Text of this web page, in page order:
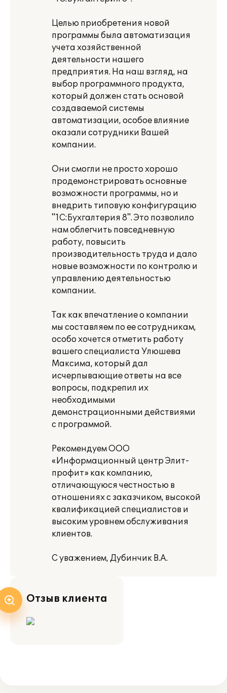
Целью приобретения новой
программы была автоматизация
учета хозяйственной
деятельности нашего
предприятия. На наш взгляд, на
выбор программного продукта,
который должен стать основой
создаваемой системы
автоматизации, особое влияние
оказали сотрудники Вашей
компании.
Они смогли не просто хорошо
продемонстрировать основные
возможности программы, но и
внедрить типовую конфигурацию
"1С:Бухгалтерия 8". Это позволило
нам облегчить повседневную
работу, повысить
производительность труда и дало
новые возможности по контролю и
управлению деятельностью
компании.
Так как впечатление о компании
мы составляем по ее сотрудникам,
особо хочется отметить работу
вашего специалиста Улюшева
Максима, который дал
исчерпывающие ответы на все
вопросы, подкрепил их
необходимыми
демонстрационными действиями
с программой.
Рекомендуем ООО
«Информационный центр Элит-
профит» как компанию,
отличающуюся честностью в
отношениях с заказчиком, высокой
квалификацией специалистов и
высоким уровнем обслуживания
клиентов.
С уважением, Дубинчик В.А.
Отзыв клиента